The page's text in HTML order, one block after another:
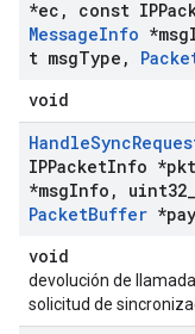
*ec , const
MessageInfo *msg
t msgType ,
void
HandleSync
IPPacketInfo *pkt
*msgInfo , uint32
PacketBuffer
void
devolución de
solicitud de